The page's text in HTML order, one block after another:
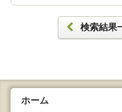
検索結果
ホーム